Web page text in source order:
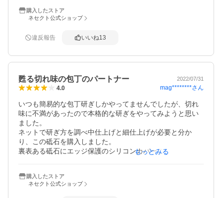
角度をつける道具もはめた方がいいと思うけど
引っかかるし、移動しないと角度が保てないから
20回ずつ数えて研ぎます。
しかし、うーん、かえしがよくわからない？？
結果は
にんじんは普通…
きゅうりはめっちゃ切れる！
トマトはスパスパ！
物によって切れる感じが違うけど、研ぐ前よりは
腕が上がればもっと切れるだろうなー
購入したストア
ネセクト公式ショップ
違反報告 いいね13
甦る切れ味の包丁のパートナー 2022/07/31
4.0 mag********さん
いつも簡易的な包丁研ぎしかやってませんでしたが、切れ
味に不満があったので本格的な研ぎをやってみようと思い
ました。
ネットで研ぎ方を調べ中仕上げと細仕上げが必要と分か
り、この砥石を購入しました。
裏表ある砥石にエッジ保護のシリコンカバーごと、滑り止
す。軽く当てながら裏表研ぎ出し、これでいいのかなと疑
問を持ちながら試し切りします。
もっとみる
購入したストア
ネセクト公式ショップ